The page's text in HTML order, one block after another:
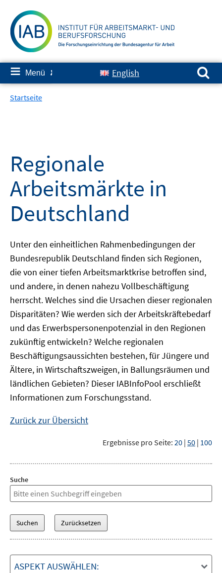
zum
Inhalt
≡ Menü ✘ English
Suchen nach:
Startseite
Regionale
Arbeitsmärkte in
Deutschland
Unter den einheitlichen Rahmenbedingungen der
Bundesrepublik Deutschland finden sich Regionen,
die von einer tiefen Arbeitsmarktkrise betroffen sind,
und andere, in denen nahezu Vollbeschäftigung
herrscht. Welches sind die Ursachen dieser regionalen
Disparitäten? Wie werden sich der Arbeitskräftebedarf
und das Erwerbspersonenpotenzial in den Regionen
zukünftig entwickeln? Welche regionalen
Beschäftigungsaussichten bestehen, für Jüngere und
Ältere, in Wirtschaftszweigen, in Ballungsräumen und
ländlichen Gebieten? DieserIABInfoPool erschließt
Informationen zum Forschungsstand.
Zurück zur Übersicht
Ergebnisse pro Seite: 20 | 50 | 100
Suche
ASPEKT AUSWÄHLEN: